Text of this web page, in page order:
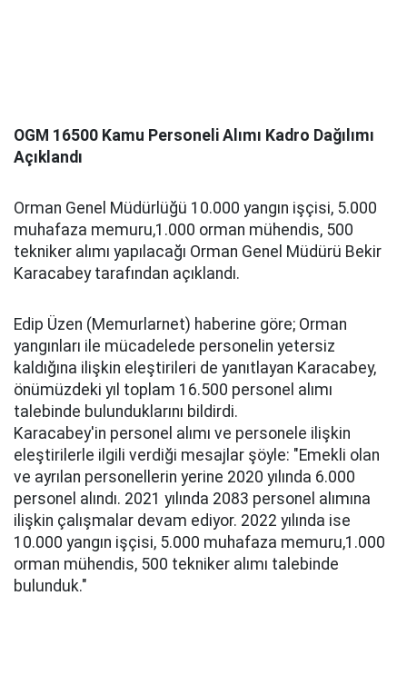
OGM 16500 Kamu Personeli Alımı Kadro Dağılımı
Açıklandı
Orman Genel Müdürlüğü 10.000 yangın işçisi, 5.000
muhafaza memuru,1.000 orman mühendis, 500
tekniker alımı yapılacağı Orman Genel Müdürü Bekir
Karacabey tarafından açıklandı.
Edip Üzen (Memurlarnet) haberine göre; Orman
yangınları ile mücadelede personelin yetersiz
kaldığına ilişkin eleştirileri de yanıtlayan Karacabey,
önümüzdeki yıl toplam 16.500 personel alımı
talebinde bulunduklarını bildirdi.
Karacabey'in personel alımı ve personele ilişkin
eleştirilerle ilgili verdiği mesajlar şöyle: "Emekli olan
ve ayrılan personellerin yerine 2020 yılında 6.000
personel alındı. 2021 yılında 2083 personel alımına
ilişkin çalışmalar devam ediyor. 2022 yılında ise
10.000 yangın işçisi, 5.000 muhafaza memuru,1.000
orman mühendis, 500 tekniker alımı talebinde
bulunduk."